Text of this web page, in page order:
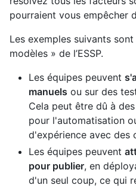
pourraient vous empêcher
Les exemples suivants
modèles » de l’ESSP.
Les équipes peuvent
manuels ou sur des
Cela peut être dû à
pour l'automatisation
d'expérience avec des
Les équipes peuvent
pour publier, en
d'un seul coup, ce qui